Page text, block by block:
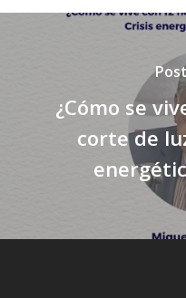
¿Cómo se
corte de